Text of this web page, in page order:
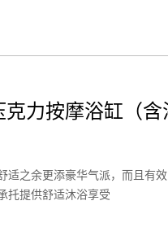
力按摩浴缸（含
适之余更添豪华气派，而且有
托提供舒适沐浴享受